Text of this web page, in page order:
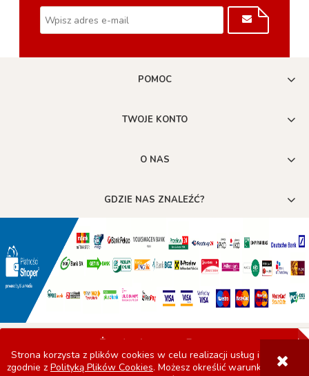
Strona korzysta z plików cookies w celu realizacji usług i
zgodnie z Polityką Plików Cookies. Możesz określić warunki
POMOC
TWOJE KONTO
O NAS
GDZIE NAS ZNALEŹĆ?
POKAŻ PEŁNĄ WERSJĘ STRONY
Sklep internetowy Shoper.pl